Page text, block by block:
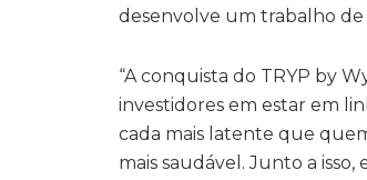
desenvolve um trabalho de
“A conquista do TRYP by
investidores em estar em
cada mais latente que
mais saudável. Junto a